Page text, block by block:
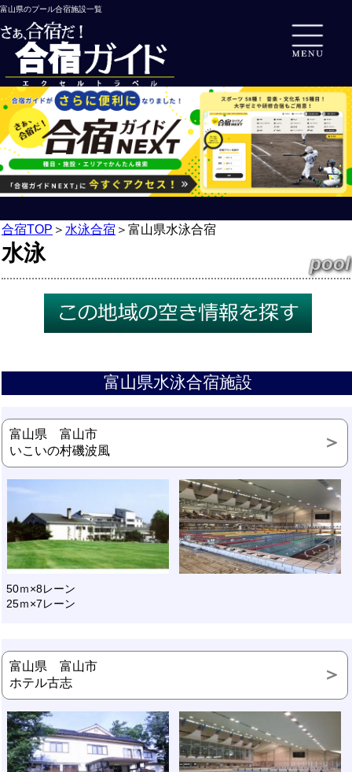
富山県のプール合宿施設一覧
合宿TOP ＞ 水泳合宿 ＞ 富山県水泳合宿
水泳 pool
富山県水泳合宿施設
富山県 富山市
いこいの村磯波風
50ｍ×8レーン
25ｍ×7レーン
富山県 富山市
ホテル古志